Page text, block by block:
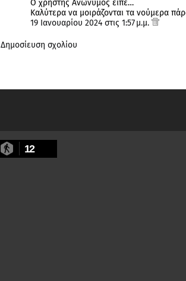
Ο χρήστης Ανώνυμος είπε…
Καλύτερα να μοιράζονται τα νούμερα
19 Ιανουαρίου 2024 στις 1:57 μ.μ.
Δημοσίευση σχολίου
12